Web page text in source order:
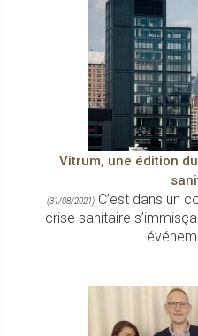
Vitrum, une édition
(31/08/2021) C’est dans un
crise sanitaire